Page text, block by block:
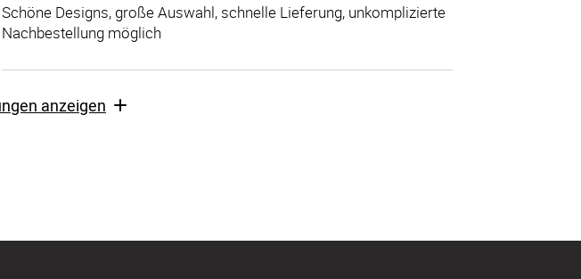
Schöne Designs, große Auswahl, schnelle Lieferung, unkomplizierte
Nachbestellung möglich
anzeigen